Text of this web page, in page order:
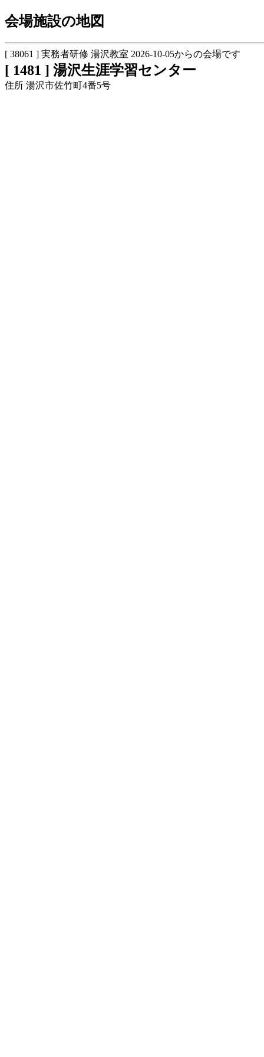
会場施設の地図
[ 38061 ] 実務者研修 湯沢教室 2026-10-05からの会場です
[ 1481 ] 湯沢生涯学習センター
住所 湯沢市佐竹町4番5号